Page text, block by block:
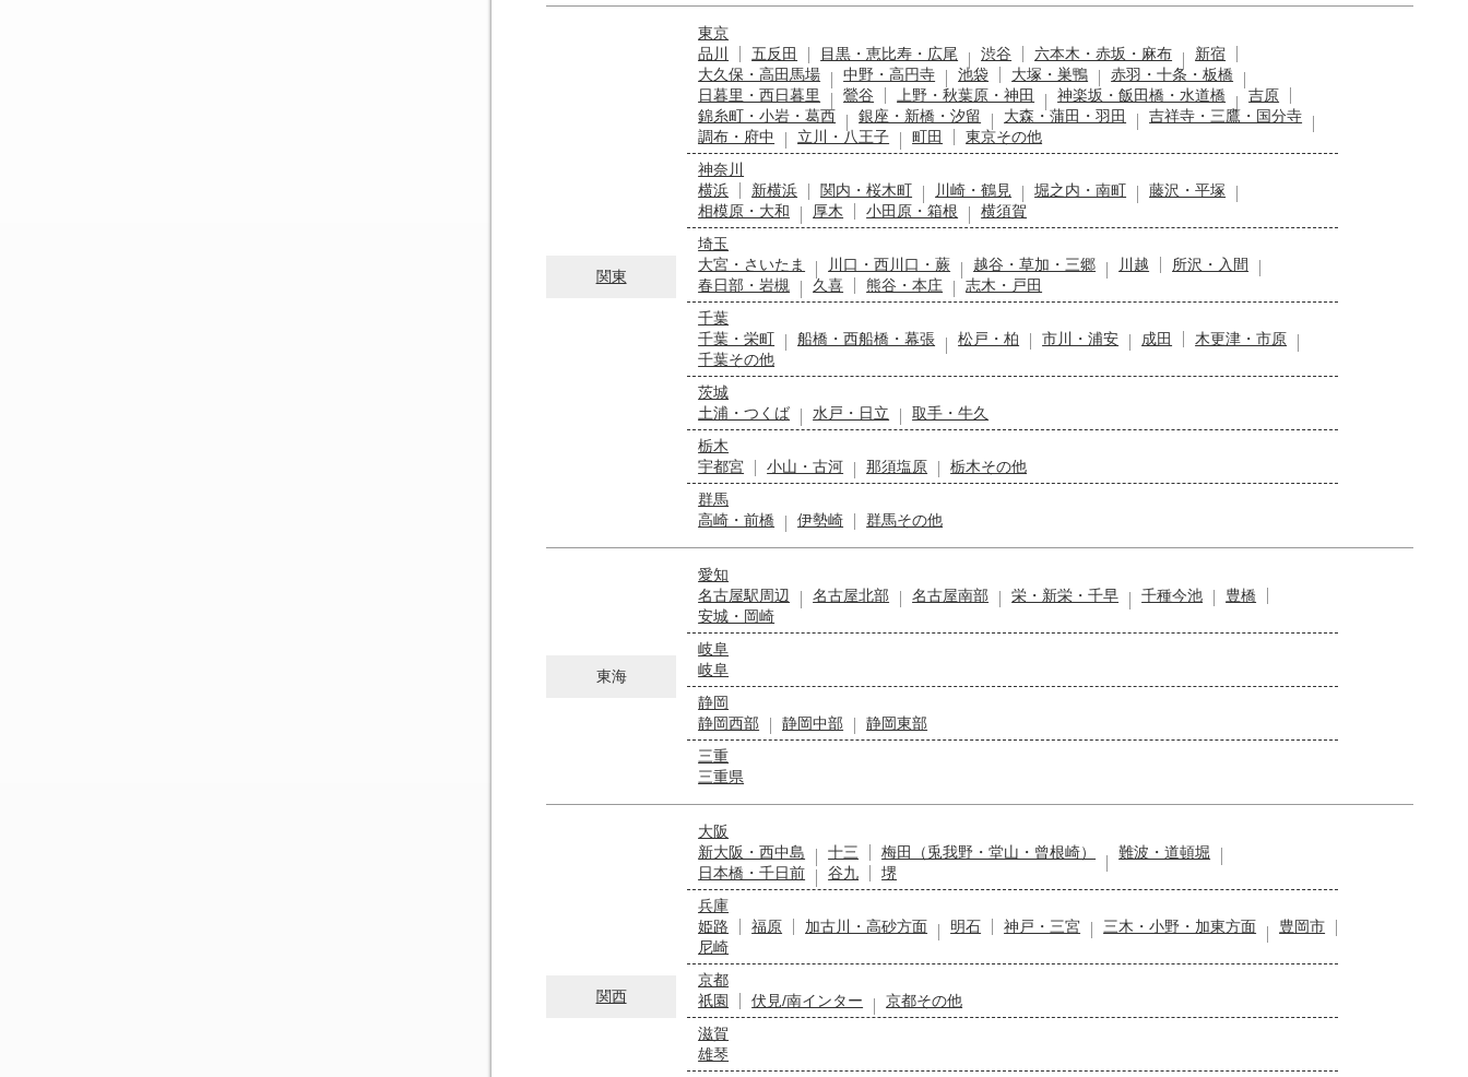
関東
東京
品川
五反田 目黒・恵比寿・広尾 渋谷 六本木・赤坂・麻布
新宿
大久保・高田馬場
中野・高円寺 池袋 大塚・巣鴨
赤羽・十条・板橋
日暮里・西日暮里
鶯谷 上野・秋葉原・神田 神楽坂・飯田橋・水道橋
吉原
錦糸町・小岩・葛西
銀座・新橋・汐留 大森・蒲田・羽田
吉祥寺・三鷹・国分寺
調布・府中
立川・八王子 町田
東京その他
神奈川
横浜
新横浜 関内・桜木町 川崎・鶴見 堀之内・南町
藤沢・平塚
相模原・大和
厚木 小田原・箱根
横須賀
埼玉
大宮・さいたま
川口・西川口・蕨 越谷・草加・三郷 川越
所沢・入間
春日部・岩槻
久喜 熊谷・本庄
志木・戸田
千葉
千葉・栄町
船橋・西船橋・幕張 松戸・柏 市川・浦安 成田
木更津・市原
千葉その他
茨城
土浦・つくば
水戸・日立
取手・牛久
栃木
宇都宮
小山・古河 那須塩原
栃木その他
群馬
高崎・前橋
伊勢崎 群馬その他
東海
愛知
名古屋駅周辺
名古屋北部 名古屋南部 栄・新栄・千早 千種今池
豊橋
安城・岡崎
岐阜
岐阜
静岡
静岡西部
静岡中部
静岡東部
三重
三重県
関西
大阪
新大阪・西中島
十三 梅田（兎我野・堂山・曾根崎）
難波・道頓堀
日本橋・千日前
谷九
堺
兵庫
姫路
福原 加古川・高砂方面 明石 神戸・三宮 三木・小野・加東方面
豊岡市
尼崎
京都
祇園
伏見/南インター
京都その他
滋賀
雄琴